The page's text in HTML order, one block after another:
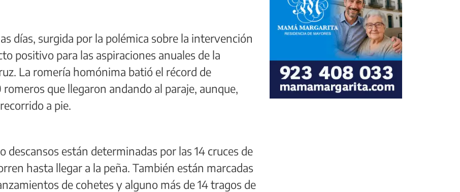
días, surgida por la polémica sobre la intervención
positivo para las aspiraciones anuales de la
La romería homónima batió el récord de
que llegaron andando al paraje, aunque,
a pie.
descansos están determinadas por las 14 cruces de
hasta llegar a la peña. También están marcadas
de cohetes y alguno más de 14 tragos de